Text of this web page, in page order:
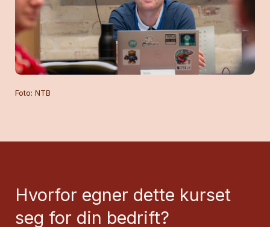
Foto: NTB
Hvorfor egner dette kurset
seg for din bedrift?